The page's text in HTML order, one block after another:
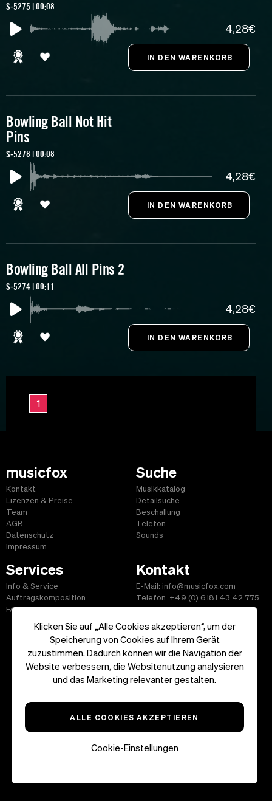
Klicken Sie auf „Alle Cookies akzeptieren“, um der
Speicherung von Cookies auf Ihrem Gerät
zuzustimmen. Dadurch können wir die Navigation der
Website verbessern, die Websitenutzung analysieren
und das Marketing relevanter gestalten.
ALLE COOKIES AKZEPTIEREN
Cookie-Einstellungen
S-5275 | 00:08
4,28€
Bowling Ball Not Hit
Pins
S-5278 | 00:08
4,28€
Bowling Ball All Pins 2
S-5274 | 00:11
4,28€
1
musicfox
Kontakt
Lizenzen & Preise
Team
AGB
Datenschutz
Impressum
Suche
Musikkatalog
Detailsuche
Beschallung
Telefon
Sounds
Services
Info & Service
Auftragskomposition
FAQ
Kontakt
E-Mail: info@musicfox.com
Telefon: +49 (0) 6181 43 42 775
Fax: +49 (0) 6181 43 45 609
Start|Informationen|AGB|Kontakt
Copyright ©2026 musicfox.com - Gemafreie Musik. All Rights